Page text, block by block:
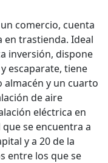
comercio, cuenta
en trastienda. Ideal
inversión, dispone
escaparate, tiene
almacén y un cuarto
de aire
eléctrica en
se encuentra a
y a 20 de la
entre los que se